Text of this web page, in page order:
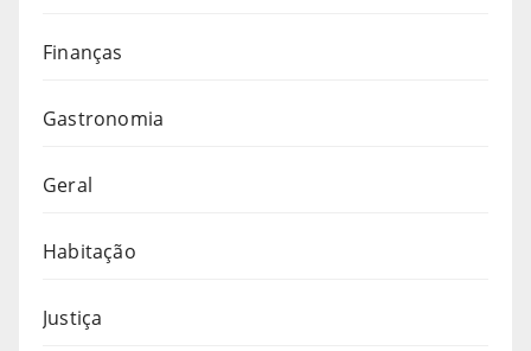
Finanças
Gastronomia
Geral
Habitação
Justiça